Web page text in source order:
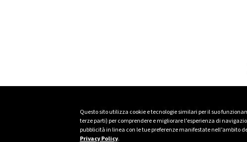
Questo sito utilizza cookie e tecnologie similari per il suo
terze parti) per comprendere e migliorare l’esperienza di
pubblicità in linea con le tue preferenze manifestate nell’ambito
Privacy Policy.